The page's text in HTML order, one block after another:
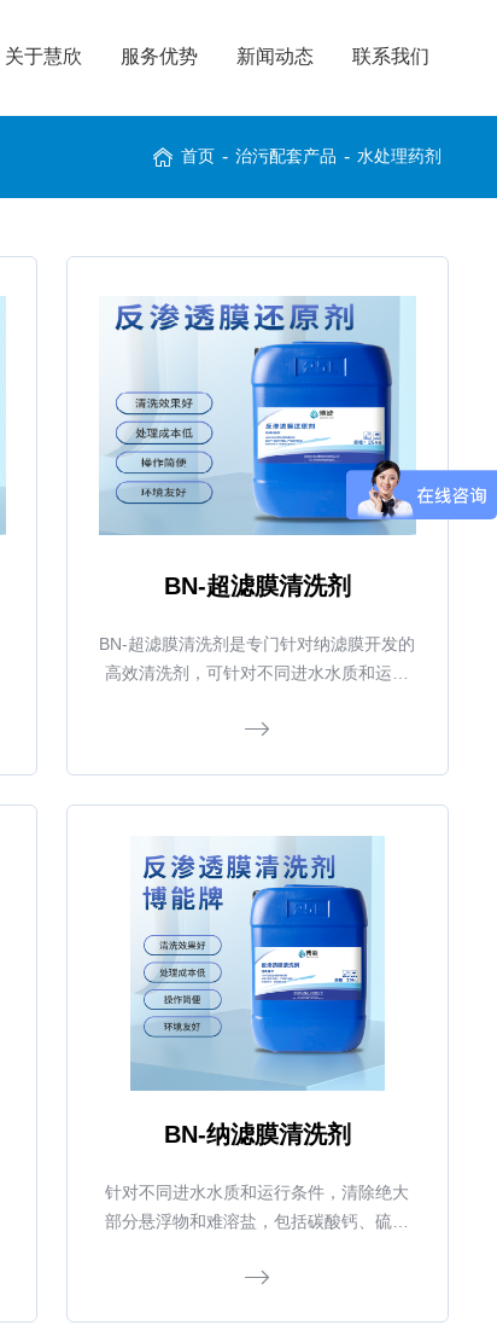
关于慧欣 服务优势 新闻动态 联系我们
首页 - 治污配套产品 - 水处理药剂
BN-超滤膜清洗剂
BN-超滤膜清洗剂是专门针对纳滤膜开发的
高效清洗剂，可针对不同进水水质和运行
括碳酸钙、硫酸钙、金属氧化物、硅化
BN-纳滤膜清洗剂
针对不同进水水质和运行条件，清除绝大
部分悬浮物和难溶盐，包括碳酸钙、硫酸
积物、天然有机质、合成物（阳离子聚合